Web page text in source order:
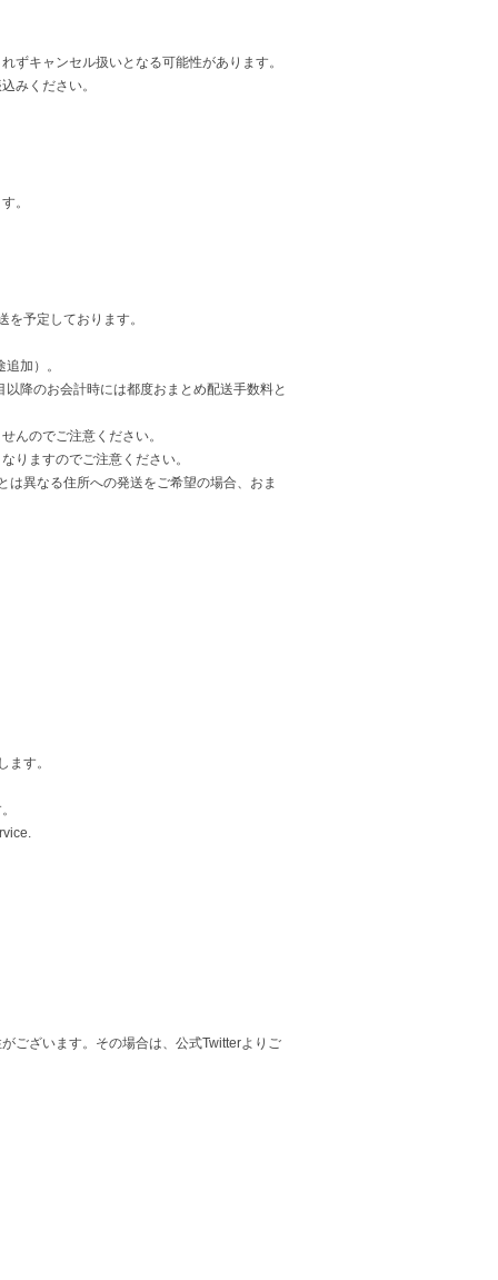
ずキャンセル扱いとなる可能性があります。
みください。
。
予定しております。
加）。
降のお会計時には都度おまとめ配送手数料と
んのでご注意ください。
りますのでご注意ください。
異なる住所への発送をご希望の場合、おま
す。
ございます。その場合は、公式Twitterよりご